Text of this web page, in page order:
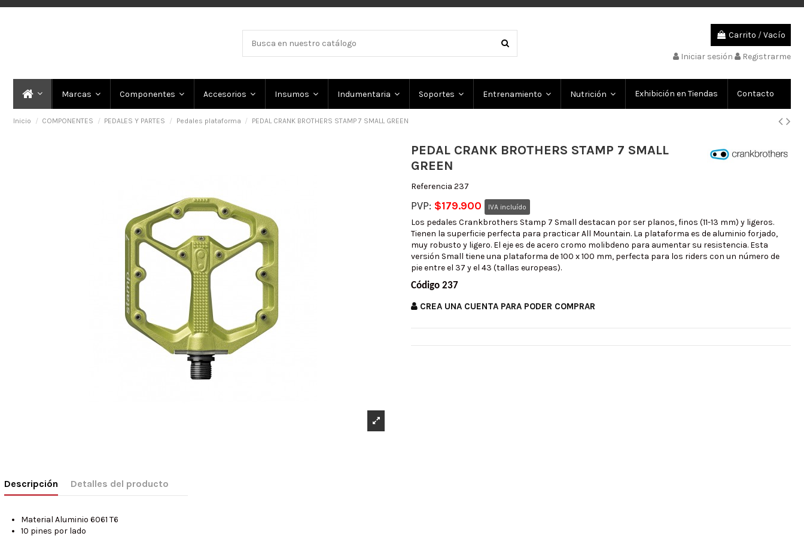
Carrito /Vacío
Iniciar sesión Registrarme
Marcas Componentes Accesorios Insumos Indumentaria Soportes Entrenamiento Nutrición Exhibición en Tiendas Contacto
Inicio COMPONENTES PEDALES Y PARTES Pedales plataforma PEDAL CRANK BROTHERS STAMP 7 SMALL GREEN
PEDAL CRANK BROTHERS STAMP 7 SMALL
GREEN
Referencia 237
PVP: $179.900 IVA incluído
Los pedales Crankbrothers Stamp 7 Small destacan por ser planos, finos (11-13 mm) y ligeros.
Tienen la superficie perfecta para practicar All Mountain. La plataforma es de aluminio forjado,
muy robusto y ligero. El eje es de acero cromo molibdeno para aumentar su resistencia. Esta
versión Small tiene una plataforma de 100 x 100 mm, perfecta para los riders con un número de
pie entre el 37 y el 43 (tallas europeas).
Código 237
CREA UNA CUENTA PARA PODER COMPRAR
Descripción Detalles del producto
Material Aluminio 6061 T6
10 pines por lado